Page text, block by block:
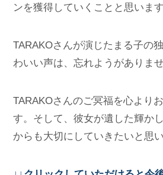
ンを獲得していくことと思います
TARAKOさんが演じたまる子の
わいい声は、忘れようがありま
TARAKOさんのご冥福を心より
す。そして、彼女が遺した輝か
からも大切にしていきたいと思い